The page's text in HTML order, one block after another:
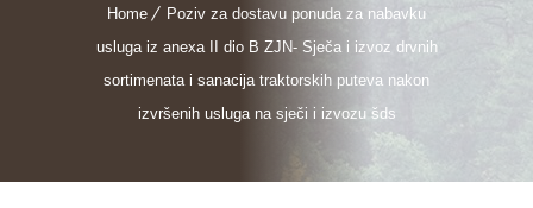
Home
Poziv za dostavu ponuda za nabavku
usluga iz anexa II dio B ZJN- Sječa i izvoz drvnih
sortimenata i sanacija traktorskih puteva nakon
izvršenih usluga na sječi i izvozu šds